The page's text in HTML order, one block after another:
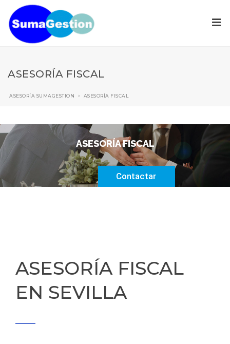
ASESORÍA FISCAL
ASESORÍA SUMAGESTION > ASESORÍA FISCAL
Contactar
ASESORÍA FISCAL
ASESORÍA FISCAL
EN SEVILLA